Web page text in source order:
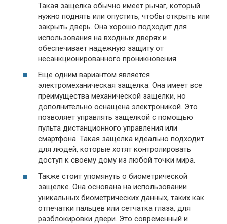
Такая защелка обычно имеет рычаг, который
нужно поднять или опустить, чтобы открыть или
закрыть дверь. Она хорошо подходит для
использования на входных дверях и
обеспечивает надежную защиту от
несанкционированного проникновения.
Еще одним вариантом является
электромеханическая защелка. Она имеет все
преимущества механической защелки, но
дополнительно оснащена электроникой. Это
позволяет управлять защелкой с помощью
пульта дистанционного управления или
смартфона. Такая защелка идеально подходит
для людей, которые хотят контролировать
доступ к своему дому из любой точки мира.
Также стоит упомянуть о биометрической
защелке. Она основана на использовании
уникальных биометрических данных, таких как
отпечатки пальцев или сетчатка глаза, для
разблокировки двери. Это современный и